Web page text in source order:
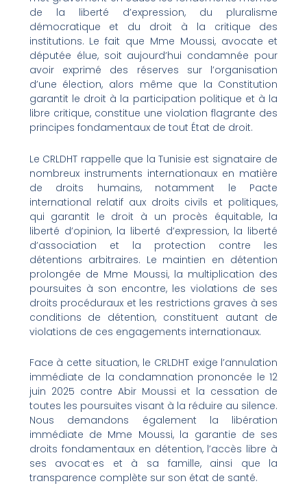
de la liberté d’expression, du pluralisme
démocratique et du droit à la critique des
institutions. Le fait que Mme Moussi, avocate et
députée élue, soit aujourd’hui condamnée pour
avoir exprimé des réserves sur l’organisation
d’une élection, alors même que la Constitution
garantit le droit à la participation politique et à la
libre critique, constitue une violation flagrante des
principes fondamentaux de tout État de droit.
Le CRLDHT rappelle que la Tunisie est signataire de
nombreux instruments internationaux en matière
de droits humains, notamment le Pacte
international relatif aux droits civils et politiques,
qui garantit le droit à un procès équitable, la
liberté d’opinion, la liberté d’expression, la liberté
d’association et la protection contre les
détentions arbitraires. Le maintien en détention
prolongée de Mme Moussi, la multiplication des
poursuites à son encontre, les violations de ses
droits procéduraux et les restrictions graves à ses
conditions de détention, constituent autant de
violations de ces engagements internationaux.
Face à cette situation, le CRLDHT exige l’annulation
immédiate de la condamnation prononcée le 12
juin 2025 contre Abir Moussi et la cessation de
toutes les poursuites visant à la réduire au silence.
Nous demandons également la libération
immédiate de Mme Moussi, la garantie de ses
droits fondamentaux en détention, l’accès libre à
ses avocat·es et à sa famille, ainsi que la
transparence complète sur son état de santé.